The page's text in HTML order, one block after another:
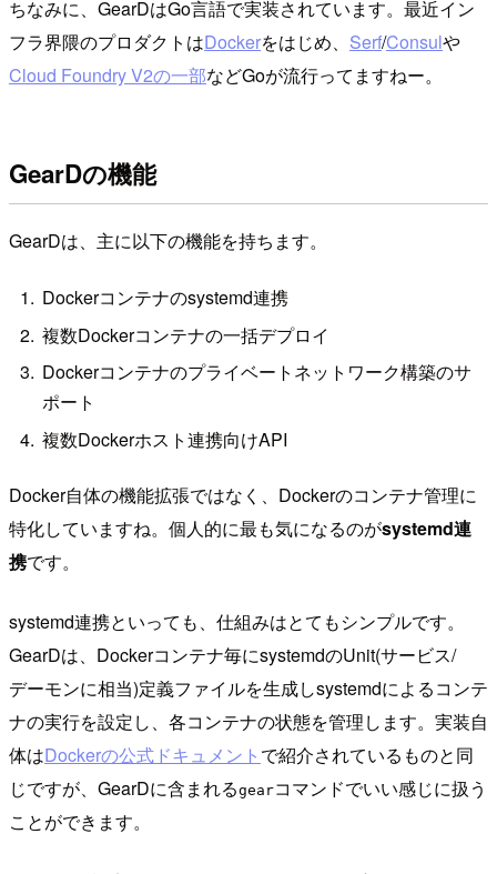
ちなみに、GearDはGo言語で実装されています。最近イン
フラ界隈のプロダクトはDockerをはじめ、 Serf/Consulや
Cloud Foundry V2の一部などGoが流行ってますねー。
GearDの機能
GearDは、主に以下の機能を持ちます。
Dockerコンテナのsystemd連携
複数Dockerコンテナの一括デプロイ
Dockerコンテナのプライベートネットワーク構築のサ
ポート
複数Dockerホスト連携向けAPI
Docker自体の機能拡張ではなく、Dockerのコンテナ管理に
特化していますね。個人的に最も気になるのがsystemd連
携です。
systemd連携といっても、仕組みはとてもシンプルです。
GearDは、Dockerコンテナ毎にsystemdのUnit(サービス/
デーモンに相当)定義ファイルを生成しsystemdによるコンテ
ナの実行を設定し、各コンテナの状態を管理します。実装自
体はDockerの公式ドキュメント で紹介されているものと同
じですが、GearDに含まれるgearコマンドでいい感じに扱う
ことができます。